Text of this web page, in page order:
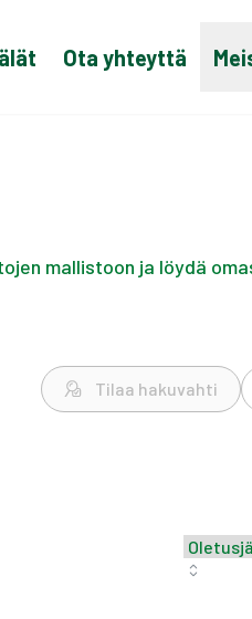
Ota yhteyttä
mallistoon ja löydä
Tilaa hakuvahti